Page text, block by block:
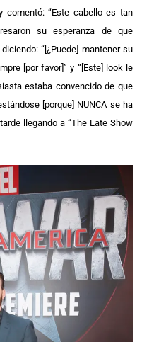
comentó: “Este cabello es tan
su esperanza de que
“[¿Puede] mantener su
[por favor]” y “[Este] look le
estaba convencido de que
[porque] NUNCA se ha
llegando a “The Late Show